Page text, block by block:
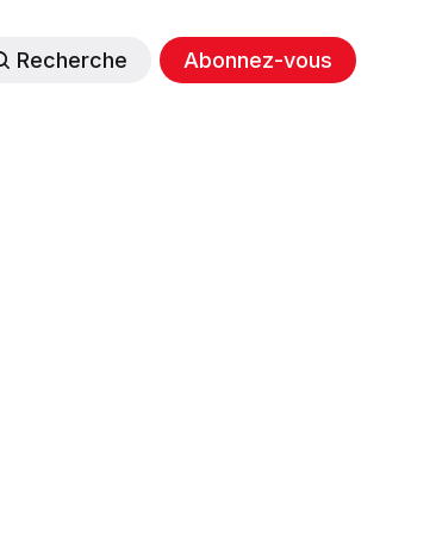
Recherche Abonnez-vous